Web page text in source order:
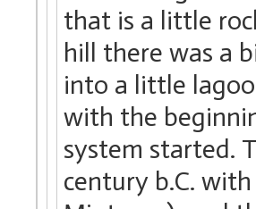
that is a little
hill there was a
into a little
with the
system started.
century b.C.